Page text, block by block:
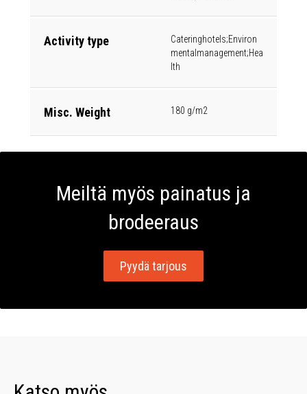
Activity type
Cateringhotels;Environ
mentalmanagement;Hea
lth
Misc. Weight 180 g/m2
Meiltä myös painatus ja
brodeeraus
Pyydä tarjous